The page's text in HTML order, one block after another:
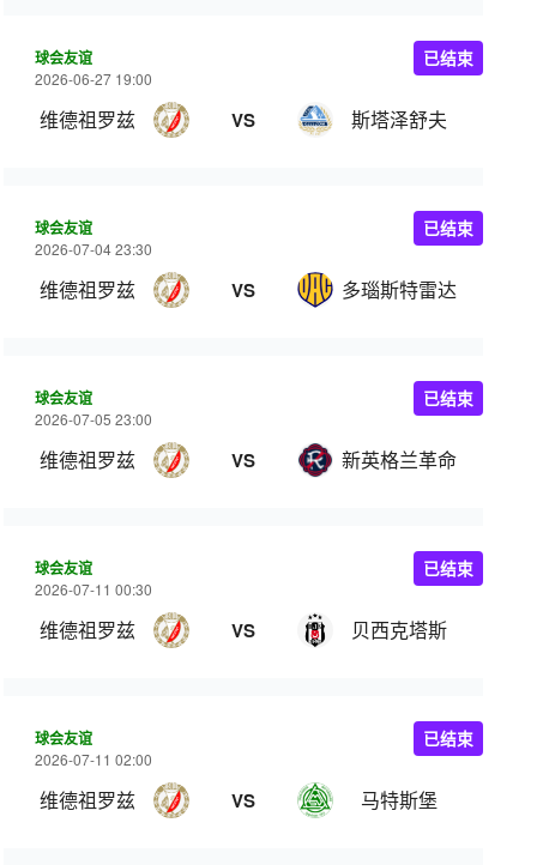
球会友谊
2026-06-27 19:00
维德祖罗兹 VS 斯塔泽舒夫
已结束
球会友谊
2026-07-04 23:30
维德祖罗兹 VS 多瑙斯特雷达
已结束
球会友谊
2026-07-05 23:00
维德祖罗兹 VS 新英格兰革命
已结束
球会友谊
2026-07-11 00:30
维德祖罗兹 VS 贝西克塔斯
已结束
球会友谊
2026-07-11 02:00
维德祖罗兹 VS 马特斯堡
已结束